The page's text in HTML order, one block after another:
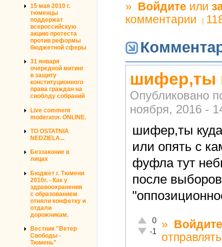
15 мая 2010 г.
тюменцы
поддержат
всероссийскую
акцию протеста
против реформы
бюджетной сферы
31 января
очередной митинг
в защиту
конституционного
права граждан на
своблду собраний
Live comment
moderator. ONLINE.
TO OSTATNIA
NEDZIELA...
Беззаконие в
лицах
Бюджет г. Тюмени
2010г. - Как у
здравоохранения
с образованием
отняли конфетку и
отдали
дорожникам.
Вестник "Ветер
Свободы -
Тюмень"
» Войдите или
комментарии
шифер,ты
Опубликовано
ноября, 2016 -
шифер,ты
или опять с
фуфла тут
после
Отлично!
0
Неадекватно!
-1
» Войдите